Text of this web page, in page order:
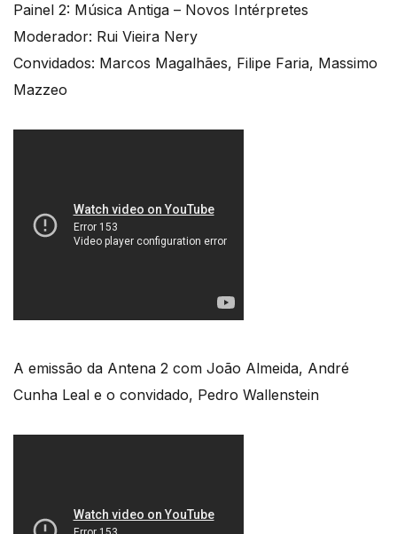
Painel 2: Música Antiga – Novos Intérpretes
Moderador: Rui Vieira Nery
Convidados: Marcos Magalhães, Filipe Faria, Massimo
Mazzeo
A emissão da Antena 2 com João Almeida, André
Cunha Leal e o convidado, Pedro Wallenstein